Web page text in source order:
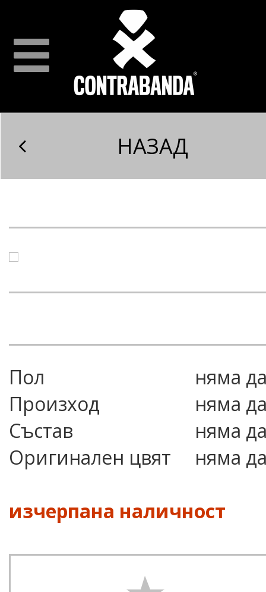
НАЗАД
Пол
няма
Произход
няма
Състав
няма
Оригинален цвят
няма
изчерпана наличност